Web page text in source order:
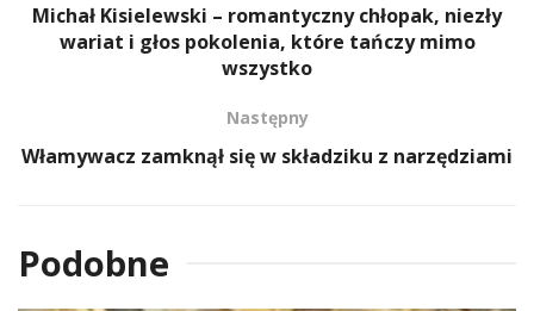
Michał Kisielewski – romantyczny chłopak, niezły
wariat i głos pokolenia, które tańczy mimo
wszystko
Następny
Włamywacz zamknął się w składziku z narzędziami
Podobne